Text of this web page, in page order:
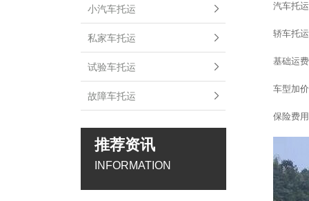
小汽车托运
私家车托运
试验车托运
故障车托运
推荐资讯
INFORMATION
汽车托
轿车托
基础运
车型加
保险费